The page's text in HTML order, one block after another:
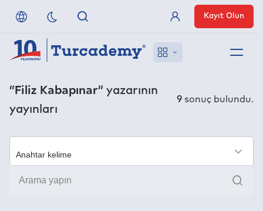
Referanslarımız
Uzaktan Erişim
Nasıl Erişirim
Üye Girişi
Kayıt Olun
“Filiz Kabapınar” yazarının
yayınları
9 sonuç bulundu.
Ara